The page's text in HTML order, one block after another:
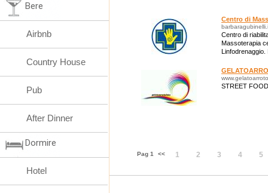
Centro di
Centro di
Massoterapia
STREET
Pag 1 << 1 2 3 4 5
Bere
Airbnb
Country House
Pub
After Dinner
Dormire
Hotel